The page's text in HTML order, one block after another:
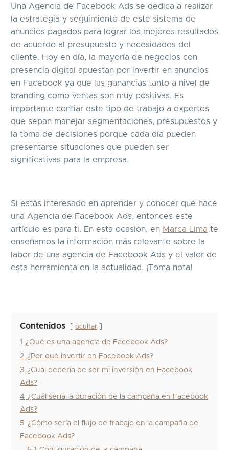
Una Agencia de Facebook Ads se dedica a realizar
la estrategia y seguimiento de este sistema de
anuncios pagados para lograr los mejores resultados
de acuerdo al presupuesto y necesidades del
cliente. Hoy en día, la mayoría de negocios con
presencia digital apuestan por invertir en anuncios
en Facebook ya que las ganancias tanto a nivel de
branding como ventas son muy positivas. Es
importante confiar este tipo de trabajo a expertos
que sepan manejar segmentaciones, presupuestos y
la toma de decisiones porque cada día pueden
presentarse situaciones que pueden ser
significativas para la empresa.
Si estás interesado en aprender y conocer qué hace
una Agencia de Facebook Ads, entonces este
artículo es para ti. En esta ocasión, en Marca Lima te
enseñamos la información más relevante sobre la
labor de una agencia de Facebook Ads y el valor de
esta herramienta en la actualidad. ¡Toma nota!
Contenidos ocultar
1
¿Qué es una agencia de Facebook Ads?
2 ¿Por qué invertir en Facebook Ads?
3 ¿Cuál debería de ser mi inversión en Facebook
Ads?
4 ¿Cuál sería la duración de la campaña en Facebook
Ads?
5 ¿Cómo sería el flujo de trabajo en la campaña de
Facebook Ads?